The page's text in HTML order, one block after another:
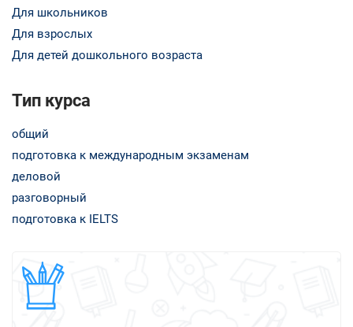
Для школьников
Для взрослых
Для детей дошкольного возраста
Тип курса
общий
подготовка к международным экзаменам
деловой
разговорный
подготовка к IELTS